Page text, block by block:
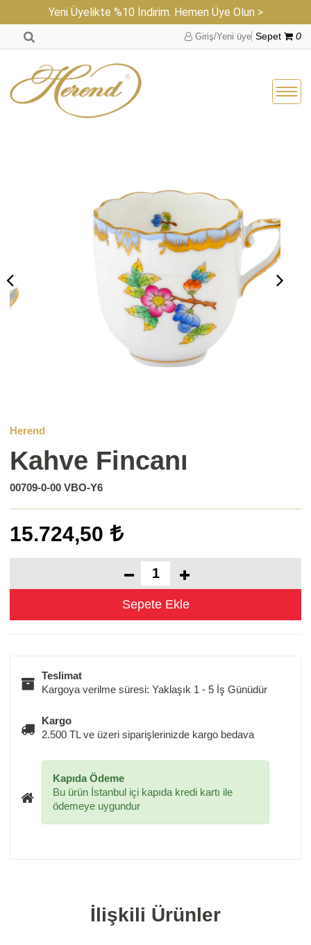
Yeni Üyelikte %10 İndirim. Hemen Üye Olun >
Giriş/Yeni üye Sepet 0
Herend
Kahve Fincanı
00709-0-00 VBO-Y6
15.724,50
Teslimat
Kargoya verilme süresi: Yaklaşık 1 - 5 İş Günüdür
Kargo
2.500 TL ve üzeri siparişlerinizde kargo bedava
Kapıda Ödeme
Bu ürün İstanbul içi kapıda kredi kartı ile
ödemeye uygundur
İlişkili Ürünler